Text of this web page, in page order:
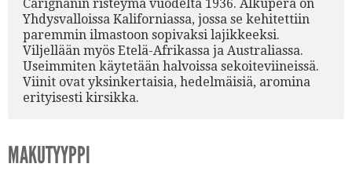
Carignanin risteymä vuodelta 1936. Alkuperä on
Yhdysvalloissa Kaliforniassa, jossa se kehitettiin
paremmin ilmastoon sopivaksi lajikkeeksi.
Viljellään myös Etelä-Afrikassa ja Australiassa.
Useimmiten käytetään halvoissa sekoiteviineissä.
Viinit ovat yksinkertaisia, hedelmäisiä, aromina
erityisesti kirsikka.
MAKUTYYPPI